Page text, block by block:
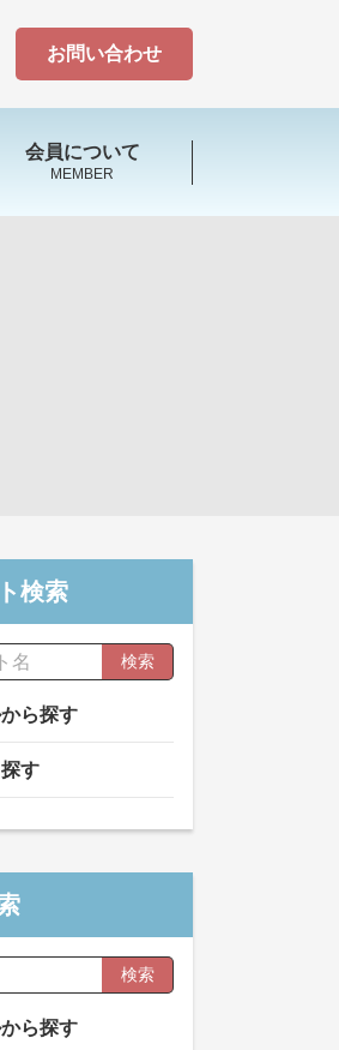
お問い合わせ
会員について
MEMBER
検索
検索
ら探す
す
検索
ら探す